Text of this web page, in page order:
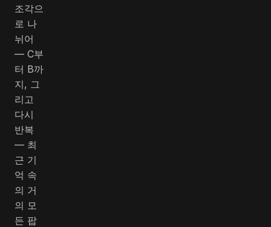
조각으
로 나
뉘어
— C부
터 B까
지, 그
리고
다시
반복
— 최
근 기
억 속
의 거
의 모
든 팝